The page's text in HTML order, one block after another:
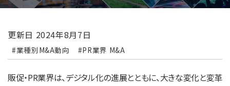
更新日 2024年8月7日
#業種別M&A動向 #PR業界 M&A
販促・PR業界は、デジタル化の進展とともに、大きな変化と変革